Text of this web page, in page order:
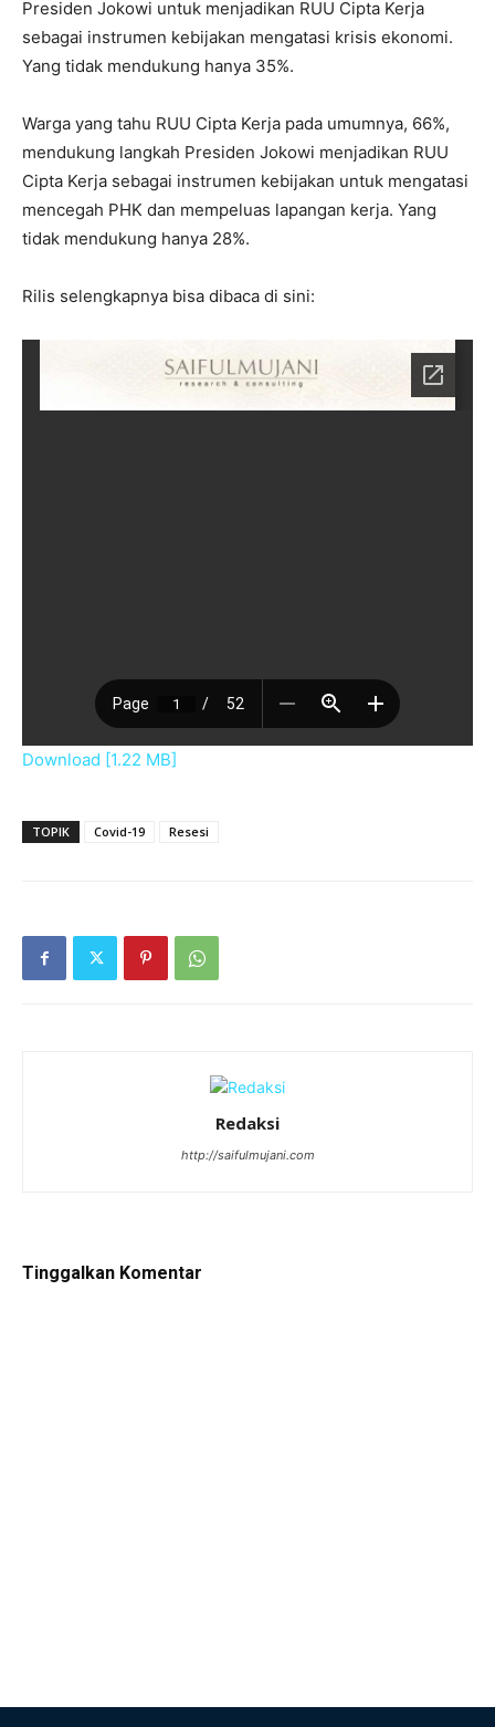
Presiden Jokowi untuk menjadikan RUU Cipta Kerja
sebagai instrumen kebijakan mengatasi krisis ekonomi.
Yang tidak mendukung hanya 35%.
Warga yang tahu RUU Cipta Kerja pada umumnya, 66%,
mendukung langkah Presiden Jokowi menjadikan RUU
Cipta Kerja sebagai instrumen kebijakan untuk mengatasi
mencegah PHK dan mempeluas lapangan kerja. Yang
tidak mendukung hanya 28%.
Rilis selengkapnya bisa dibaca di sini:
Download [1.22 MB]
TOPIK Covid-19 Resesi
Redaksi
http://saifulmujani.com
Tinggalkan Komentar